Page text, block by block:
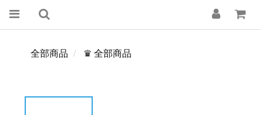
全部商品 ♛ 全部商品